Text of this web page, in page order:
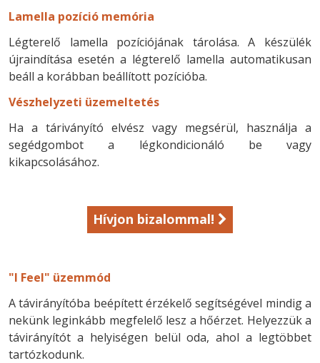
Lamella pozíció memória
Légterelő lamella pozíciójának tárolása. A készülék
újraindítása esetén a légterelő lamella automatikusan
beáll a korábban beállított pozícióba.
Vészhelyzeti üzemeltetés
Ha a táriványító elvész vagy megsérül, használja a
segédgombot a légkondicionáló be vagy
kikapcsolásához.
Hívjon bizalommal!
"I Feel" üzemmód
A távirányítóba beépített érzékelő segítségével mindig a
nekünk leginkább megfelelő lesz a hőérzet. Helyezzük a
távirányítót a helyiségen belül oda, ahol a legtöbbet
tartózkodunk.